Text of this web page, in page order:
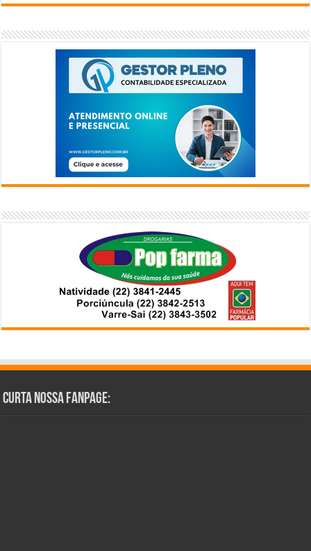
Curta Nossa Fanpage: